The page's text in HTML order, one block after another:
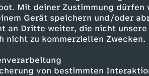
Mit deiner Zustimmung
Gerät speichern und/oder
an Dritte weiter, die nicht
nicht zu kommerziellen Zwecken.
von bestimmten